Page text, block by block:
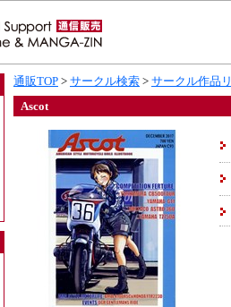
通販TOP > サークル検索 > サークル作品
Ascot